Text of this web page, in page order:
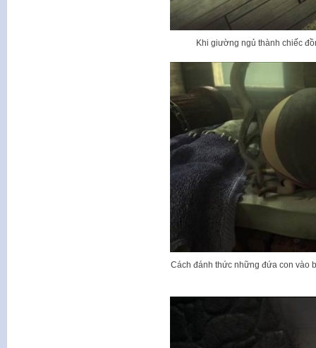
Khi giường ngủ thành chiếc
Cách đánh thức những đứa con vào